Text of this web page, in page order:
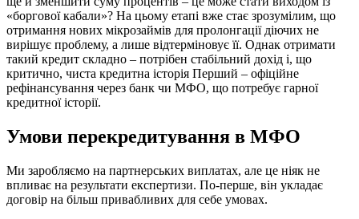
«боргової кабали»? На цьому етапі вже стає зрозумілим, що
отримання нових мікрозаймів для пролонгації діючих не
вирішує проблему, а лише відтерміновує її. Однак отримати
такий кредит складно – потрібен стабільний дохід і, що
критично, чиста кредитна історія Перший – офіційне
рефінансування через банк чи МФО, що потребує гарної
кредитної історії.
Умови перекредитування в МФО
Ми заробляємо на партнерських виплатах, але це ніяк не
впливає на результати експертизи. По-перше, він укладає
договір на більш привабливих для себе умовах.